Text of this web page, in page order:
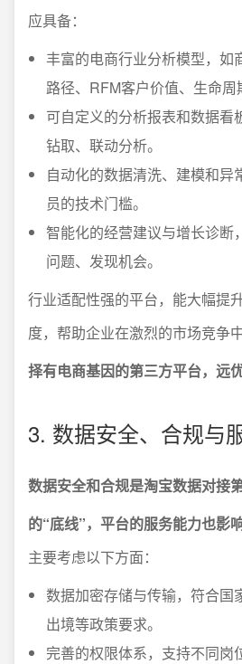
应具备：
丰富的电商行业分析模型，如
路径、RFM客户价值、生命周
可自定义的分析报表和数据看
钻取、联动分析。
自动化的数据清洗、建模和异
员的技术门槛。
智能化的经营建议与增长诊断
问题、发现机会。
行业适配性强的平台，能大幅提
度，帮助企业在激烈的市场竞争
择有电商基因的第三方平台，远
3. 数据安全、合规与
数据安全和合规是淘宝数据对接
的“底线”，平台的服务能力也影
主要考虑以下方面：
数据加密存储与传输，符合国
出境等政策要求。
完善的权限体系，支持不同岗